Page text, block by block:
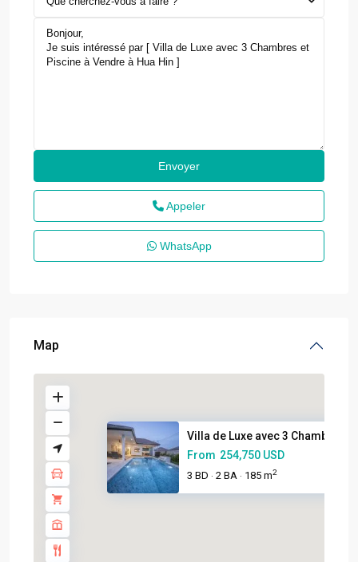
Appeler
WhatsApp
Map
Villa de Luxe avec 3 Chambres ...
From 254,750 USD
3 BD · 2 BA · 185 m2